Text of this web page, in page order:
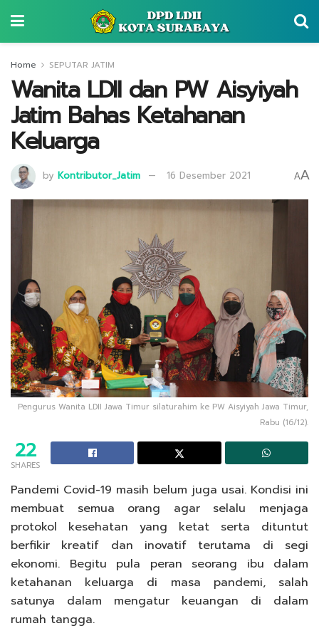
Home SEPUTAR JATIM
Wanita LDII dan PW Aisyiyah
Jatim Bahas Ketahanan
Keluarga
by Kontributor_Jatim 16 Desember 2021 AA
Pengurus Wanita LDII Jawa Timur silaturahim ke PW Aisyiyah Jawa Timur,
Rabu (16/12).
22
SHARES
Pandemi Covid-19 masih belum juga usai. Kondisi ini
membuat semua orang agar selalu menjaga
protokol kesehatan yang ketat serta dituntut
berfikir kreatif dan inovatif terutama di segi
ekonomi. Begitu pula peran seorang ibu dalam
ketahanan keluarga di masa pandemi, salah
satunya dalam mengatur keuangan di dalam
rumah tangga.